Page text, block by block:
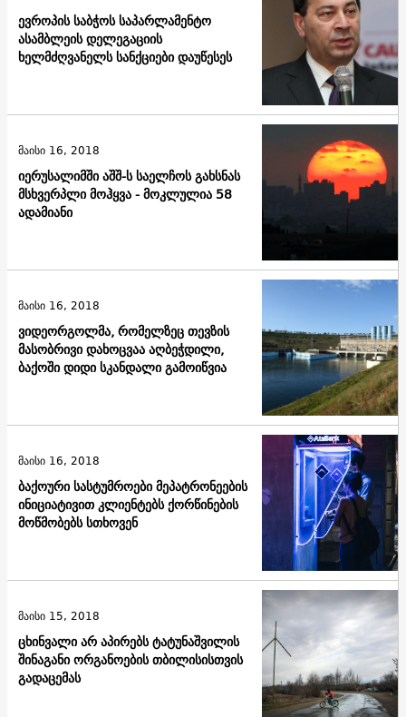
ევროპის საბჭოს საპარლამენტო
ასამბლეის დელეგაციის
ხელმძღვანელს სანქციები დაუწესეს
იერუსალიმში აშშ-ს საელჩოს გახსნას
მსხვერპლი მოჰყვა - მოკლულია 58
ადამიანი
მაისი 16, 2018
ვიდეორგოლმა, რომელზეც თევზის
მასობრივი დახოცვაა აღბეჭდილი,
ბაქოში დიდი სკანდალი გამოიწვია
მაისი 16, 2018
ბაქოური სასტუმროები მეპატრონეების
ინიციატივით კლიენტებს ქორწინების
მოწმობებს სთხოვენ
მაისი 16, 2018
ცხინვალი არ აპირებს ტატუნაშვილის
შინაგანი ორგანოების თბილისისთვის
გადაცემას
მაისი 15, 2018